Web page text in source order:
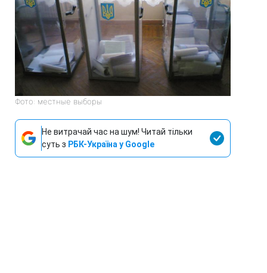
Фото: местные выборы
Не витрачай час на шум! Читай тільки
суть з РБК-Україна у Google